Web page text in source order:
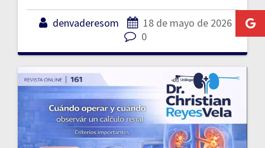
denvaderesom
18 de mayo de 2026
0